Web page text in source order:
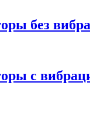
без
с